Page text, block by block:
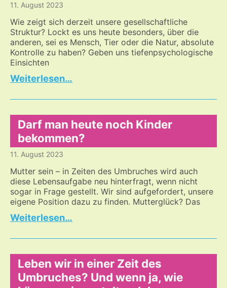
11. August 2023
Wie zeigt sich derzeit unsere gesellschaftliche
Struktur? Lockt es uns heute besonders, über die
anderen, sei es Mensch, Tier oder die Natur, absolute
Kontrolle zu haben? Geben uns tiefenpsychologische
Einsichten
…
autoritären
–
eine
gefährlicher
Darf man heute noch Kinder
bekommen?
11. August 2023
Mutter sein – in Zeiten des Umbruches wird auch
diese Lebensaufgabe neu hinterfragt, wenn nicht
sogar in Frage gestellt. Wir sind aufgefordert, unsere
eigene Position dazu zu finden. Mutterglück? Das
…
heute
Kinder
bekommen?
Leben wir in einer Zeit des
Umbruches? Und wenn ja, wie